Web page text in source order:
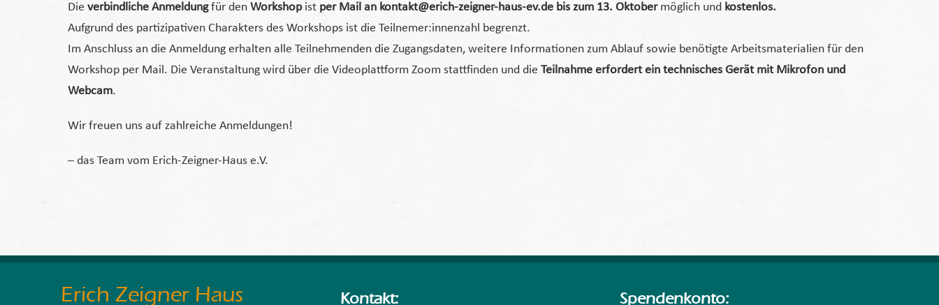
Die verbindliche Anmeldungfür den Workshopist per Mail an kontakt@erich-zeigner-haus-ev.de bis zum 13. Oktobermöglich und kostenlos.
Aufgrund des partizipativen Charakters des Workshops ist die Teilnemer:innenzahl begrenzt.
Im Anschluss an die Anmeldung erhalten alle Teilnehmenden die Zugangsdaten, weitere Informationen zum Ablauf sowie benötigte Arbeitsmaterialien für den
Workshop per Mail. Die Veranstaltung wird über die Videoplattform Zoom stattfinden und die Teilnahme erfordert ein technisches Gerät mit Mikrofon und
Webcam.
Wir freuen uns auf zahlreiche Anmeldungen!
– das Team vom Erich-Zeigner-Haus e.V.
Erich Zeigner Haus Kontakt: Spendenkonto: